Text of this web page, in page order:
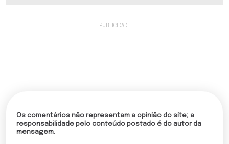
Os comentários não representam a opinião do site; a
responsabilidade pelo conteúdo postado é do autor da
mensagem.